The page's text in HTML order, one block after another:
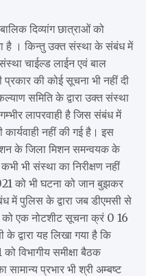
दिव्यांग छात्राओं को
है । किन्तु उक्त संस्था के संबंध में
चाईल्ड लाईन एवं बाल
की कोई सूचना भी नहीं दी
समिति के द्वारा उक्त संस्था
लापरवाही है जिस संबंध में
नहीं की गई है। इस
के जिला मिशन समन्वयक के
भी संस्था का निरीक्षण नहीं
को भी घटना को जान बुझकर
में पुलिस के द्वारा जब डीएमसी से
को एक नोटशीट सूचना क्रं 0 16
द्वारा यह लिखा गया है कि
विभागीय समीक्षा बैठक
प्रभार भी श्री अम्बष्ट